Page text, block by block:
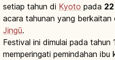
setiap tahun di Kyoto pada
acara tahunan yang
Jingū.
Festival ini dimulai pada
memperingati pemindahan